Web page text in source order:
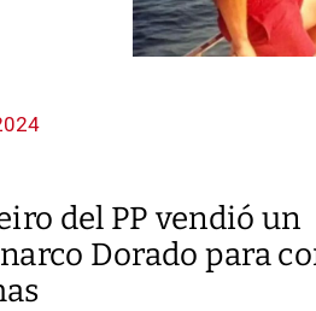
del PP vendió un
Dorado para